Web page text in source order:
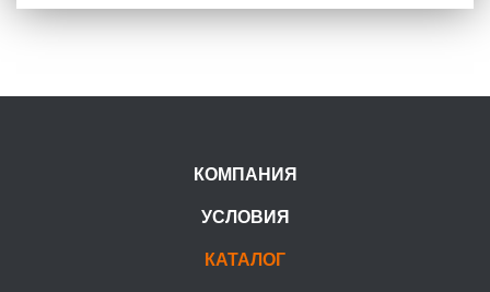
КОМПАНИЯ
УСЛОВИЯ
КАТАЛОГ